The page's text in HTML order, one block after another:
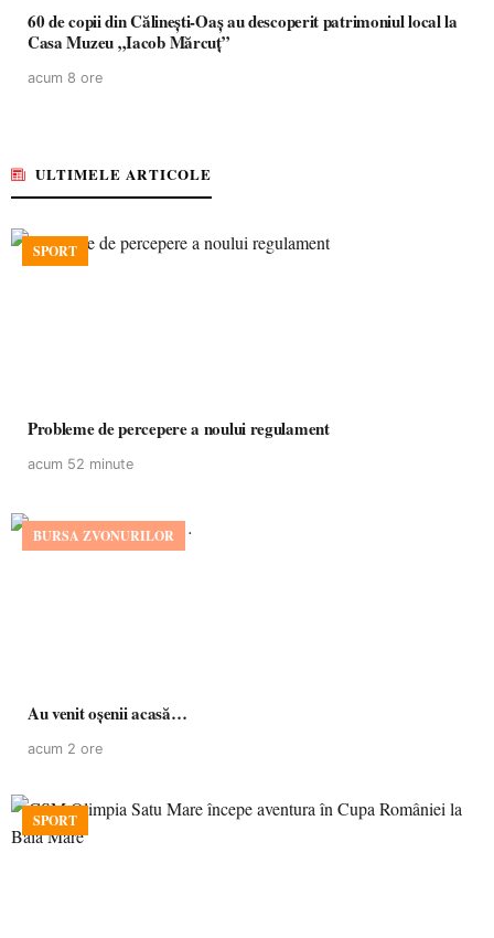
60 de copii din Călinești-Oaș au descoperit patrimoniul local la
Casa Muzeu „Iacob Mărcuț”
acum 8 ore
ULTIMELE ARTICOLE
SPORT
Probleme de percepere a noului regulament
acum 52 minute
BURSA ZVONURILOR
Au venit oșenii acasă…
acum 2 ore
SPORT